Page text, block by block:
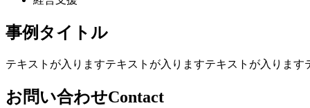
事例タイトル
テキストが入りますテキストが入りますテキストが入ります
お問い合わせContact